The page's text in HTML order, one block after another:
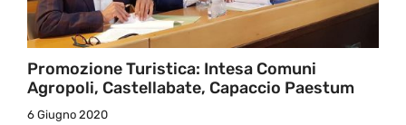
Promozione Turistica: Intesa Comuni
Agropoli, Castellabate, Capaccio Paestum
6 Giugno 2020